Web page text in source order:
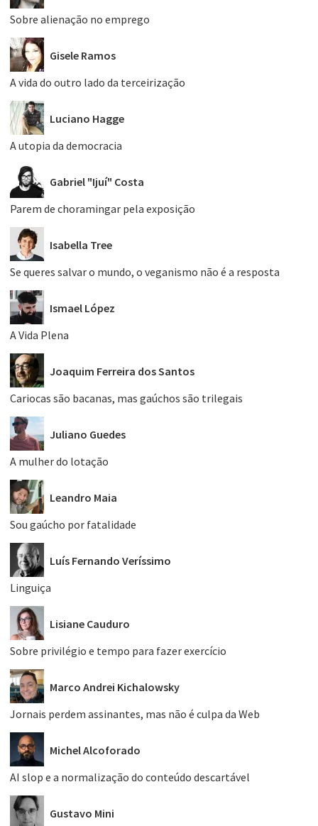
Sobre alienação no emprego
Gisele Ramos
A vida do outro lado da terceirização
Luciano Hagge
A utopia da democracia
Gabriel "Ijuí" Costa
Parem de choramingar pela exposição
Isabella Tree
Se queres salvar o mundo, o veganismo não é a resposta
Ismael López
A Vida Plena
Joaquim Ferreira dos Santos
Cariocas são bacanas, mas gaúchos são trilegais
Juliano Guedes
A mulher do lotação
Leandro Maia
Sou gaúcho por fatalidade
Luís Fernando Veríssimo
Linguiça
Lisiane Cauduro
Sobre privilégio e tempo para fazer exercício
Marco Andrei Kichalowsky
Jornais perdem assinantes, mas não é culpa da Web
Michel Alcoforado
AI slop e a normalização do conteúdo descartável
Gustavo Mini